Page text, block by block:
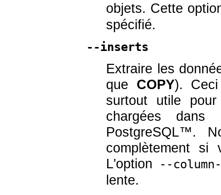
objets. Cette
spécifié.
--inserts
Extraire les
que COPY).
surtout utile
chargées
PostgreSQL™.
complètement si
L'option
--
lente.